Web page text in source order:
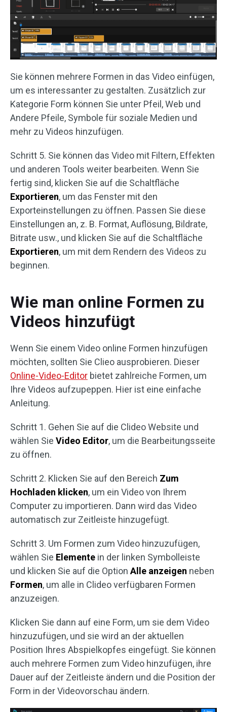
Sie können mehrere Formen in das Video einfügen,
um es interessanter zu gestalten. Zusätzlich zur
Kategorie Form können Sie unter Pfeil, Web und
Andere Pfeile, Symbole für soziale Medien und
mehr zu Videos hinzufügen.
Schritt 5. Sie können das Video mit Filtern, Effekten
und anderen Tools weiter bearbeiten. Wenn Sie
fertig sind, klicken Sie auf die Schaltfläche
Exportieren, um das Fenster mit den
Exporteinstellungen zu öffnen. Passen Sie diese
Einstellungen an, z. B. Format, Auflösung, Bildrate,
Bitrate usw., und klicken Sie auf die Schaltfläche
Exportieren, um mit dem Rendern des Videos zu
beginnen.
Wie man online Formen zu
Videos hinzufügt
Wenn Sie einem Video online Formen hinzufügen
möchten, sollten Sie Clieo ausprobieren. Dieser
Online-Video-Editor bietet zahlreiche Formen, um
Ihre Videos aufzupeppen. Hier ist eine einfache
Anleitung.
Schritt 1. Gehen Sie auf die Clideo Website und
wählen Sie Video Editor, um die Bearbeitungsseite
zu öffnen.
Schritt 2. Klicken Sie auf den Bereich Zum
Hochladen klicken, um ein Video von Ihrem
Computer zu importieren. Dann wird das Video
automatisch zur Zeitleiste hinzugefügt.
Schritt 3. Um Formen zum Video hinzuzufügen,
wählen Sie Elemente in der linken Symbolleiste
und klicken Sie auf die Option Alle anzeigen neben
Formen, um alle in Clideo verfügbaren Formen
anzuzeigen.
Klicken Sie dann auf eine Form, um sie dem Video
hinzuzufügen, und sie wird an der aktuellen
Position Ihres Abspielkopfes eingefügt. Sie können
auch mehrere Formen zum Video hinzufügen, ihre
Dauer auf der Zeitleiste ändern und die Position der
Form in der Videovorschau ändern.